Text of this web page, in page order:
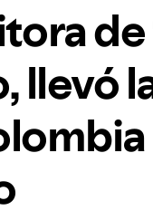
de
llevó